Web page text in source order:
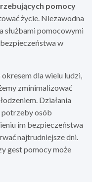
pomocy
życie. Niezawodna
służbami pomocowymi
w
dla wielu ludzi,
zminimalizować
Działania
potrzeby osób
im bezpieczeństwa
najtrudniejsze dni.
gest pomocy może